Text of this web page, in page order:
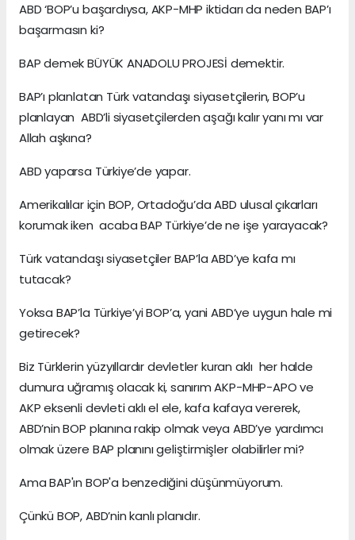
ABD ‘BOP’u başardıysa, AKP-MHP iktidarı da neden BAP’ı
başarmasın ki?
BAP demek BÜYÜK ANADOLU PROJESİ demektir.
BAP’ı planlatan Türk vatandaşı siyasetçilerin, BOP’u
planlayan ABD’li siyasetçilerden aşağı kalır yanı mı var
Allah aşkına?
ABD yaparsa Türkiye’de yapar.
Amerikalılar için BOP, Ortadoğu’da ABD ulusal çıkarları
korumak iken acaba BAP Türkiye’de ne işe yarayacak?
Türk vatandaşı siyasetçiler BAP’la ABD’ye kafa mı
tutacak?
Yoksa BAP’la Türkiye’yi BOP’a, yani ABD’ye uygun hale mi
getirecek?
Biz Türklerin yüzyıllardır devletler kuran aklı her halde
dumura uğramış olacak ki, sanırım AKP-MHP-APO ve
AKP eksenli devleti aklı el ele, kafa kafaya vererek,
ABD’nin BOP planına rakip olmak veya ABD’ye yardımcı
olmak üzere BAP planını geliştirmişler olabilirler mi?
Ama BAP'ın BOP'a benzediğini düşünmüyorum.
Çünkü BOP, ABD’nin kanlı planıdır.